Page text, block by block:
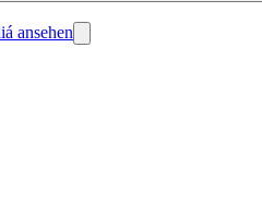
ansehen